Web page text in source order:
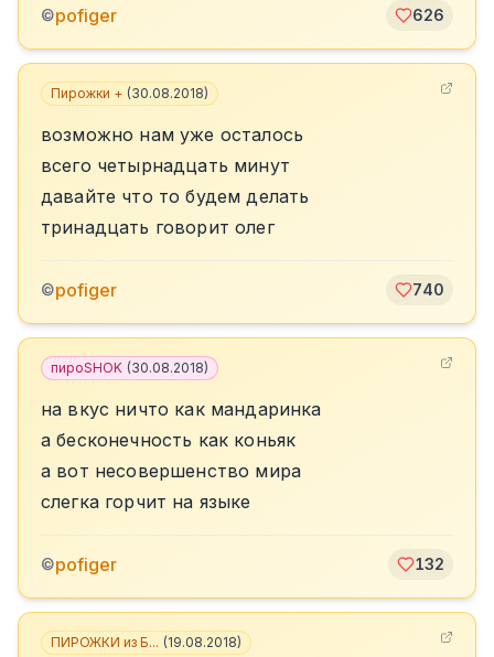
©pofiger 626
Пирожки + (30.08.2018)
возможно нам уже осталось
всего четырнадцать минут
давайте что то будем делать
тринадцать говорит олег
©pofiger 740
пироSHOK (30.08.2018)
на вкус ничто как мандаринка
а бесконечность как коньяк
а вот несовершенство мира
слегка горчит на языке
©pofiger 132
ПИРОЖКИ из Б... (19.08.2018)